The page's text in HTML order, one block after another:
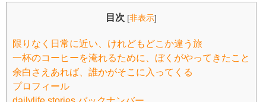
目次 [非表示]
限りなく日常に近い、けれどもどこか違う旅
一杯のコーヒーを淹れるために、ぼくがやってきたこと
余白さえあれば、誰かがそこに入ってくる
プロフィール